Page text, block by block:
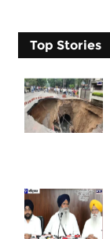
Top Stories